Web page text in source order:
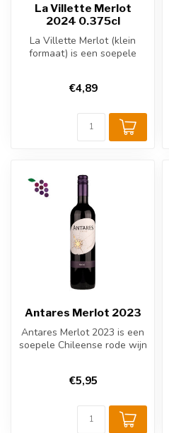
La Villette Merlot
2024 0.375cl
La Villette Merlot (klein
formaat) is een soepele
€4,89
Antares Merlot 2023
Antares Merlot 2023 is een
soepele Chileense rode wijn
€5,95